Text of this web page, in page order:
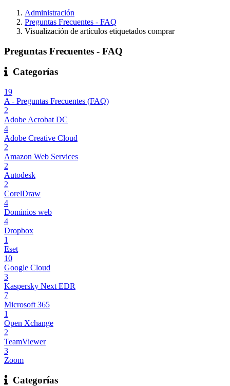
Administración
Preguntas Frecuentes - FAQ
Visualización de artículos etiquetados comprar
Preguntas Frecuentes - FAQ
Categorías
19
A - Preguntas Frecuentes (FAQ)
2
Adobe Acrobat DC
4
Adobe Creative Cloud
2
Amazon Web Services
2
Autodesk
2
CorelDraw
4
Dominios web
4
Dropbox
1
Eset
10
Google Cloud
3
Kaspersky Next EDR
7
Microsoft 365
1
Open Xchange
2
TeamViewer
3
Zoom
Categorías